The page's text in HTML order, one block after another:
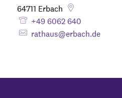
64711 Erbach
+49 6062 640
rathaus@erbach.de